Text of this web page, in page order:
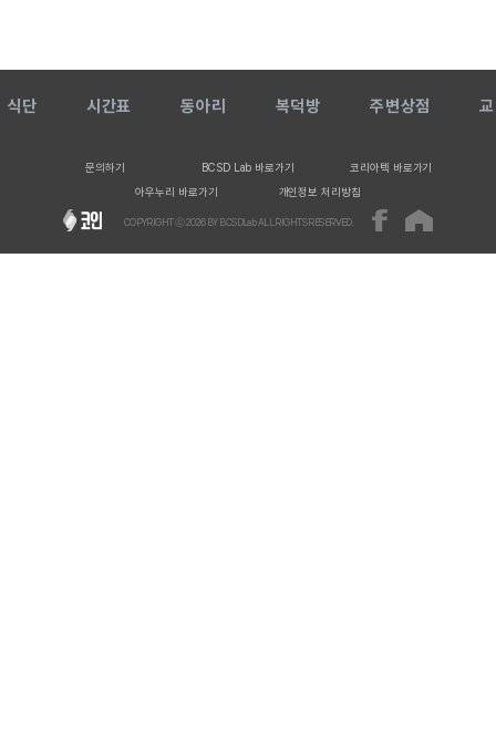
식단 시간표 동아리 복덕방 주변상점
문의하기 BCSD Lab 바로가기
코리아텍 바로가기
아우누리 바로가기
개인정보 처리방침
COPYRIGHT ⓒ2026BY BCSDLab ALL RIGHTS RESERVED.